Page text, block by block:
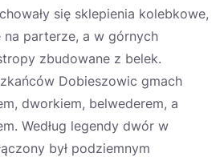
się sklepienia kolebkowe,
parterze, a w górnych
zbudowane z belek.
Dobieszowic gmach
dworkiem, belwederem, a
Według legendy dwór w
był podziemnym